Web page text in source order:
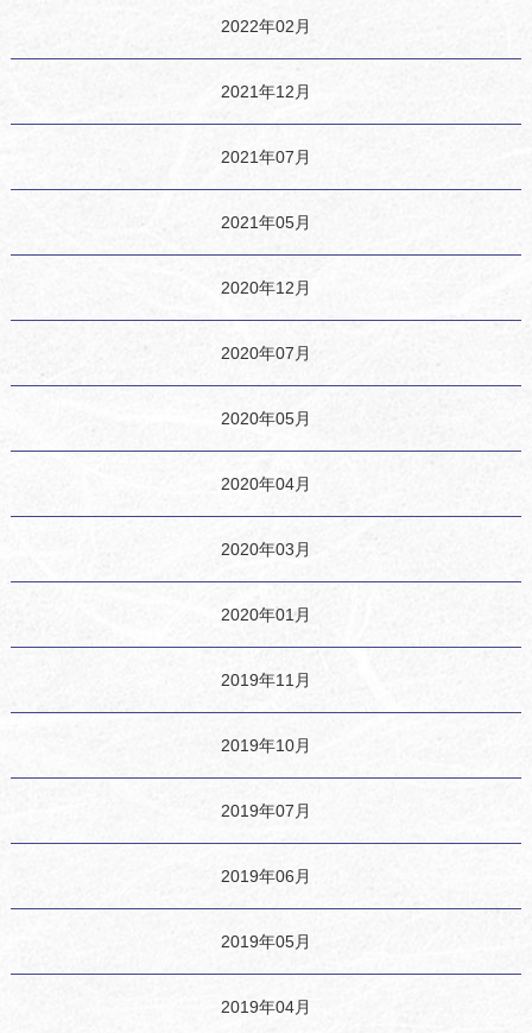
2022年02月
2021年12月
2021年07月
2021年05月
2020年12月
2020年07月
2020年05月
2020年04月
2020年03月
2020年01月
2019年11月
2019年10月
2019年07月
2019年06月
2019年05月
2019年04月